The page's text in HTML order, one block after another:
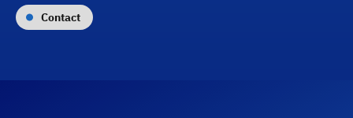
Contact